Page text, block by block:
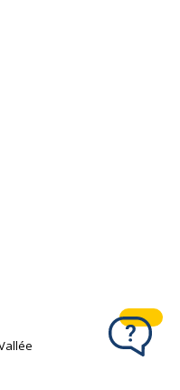
suivante